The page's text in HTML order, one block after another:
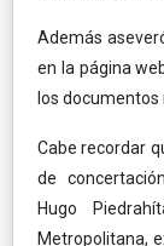
Además
en la página
los documentos
Cabe recordar
de
Hugo
Metropolitana,